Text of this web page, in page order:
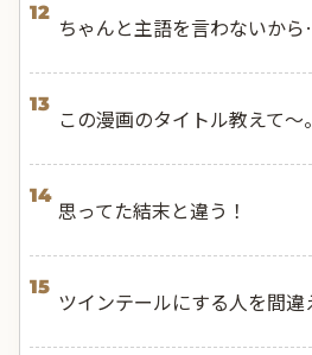
12
ちゃんと主語を言わないか
13
この漫画のタイトル教えて〜。
14
思ってた結末と違う！
15
ツインテールにする人を間